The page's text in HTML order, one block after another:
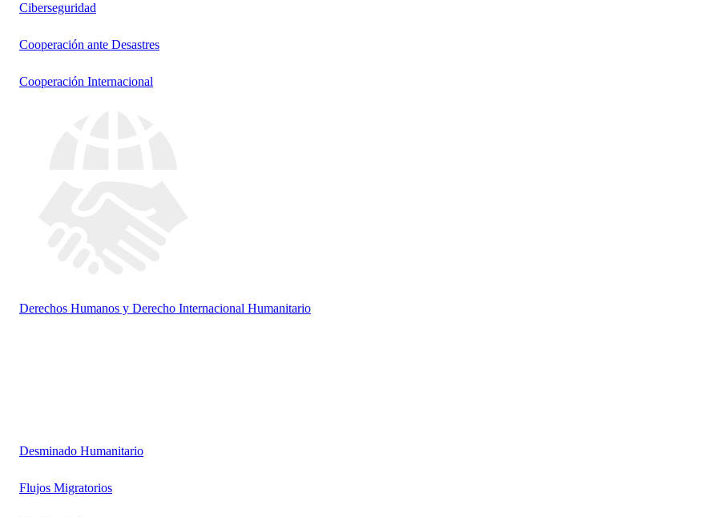
Ciberseguridad
Cooperación ante Desastres
Cooperación Internacional
Derechos Humanos y Derecho Internacional Humanitario
Desminado Humanitario
Flujos Migratorios